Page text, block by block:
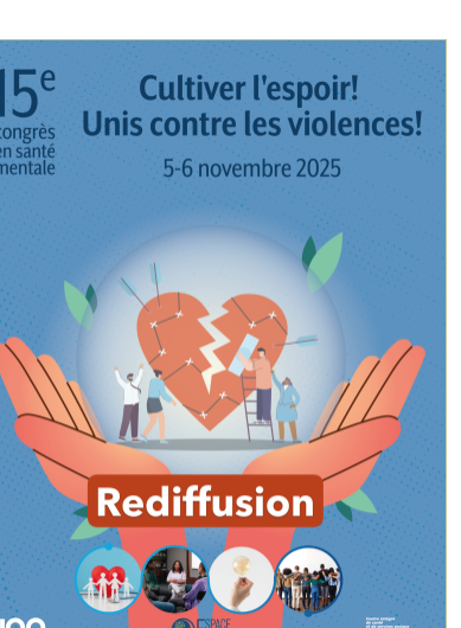
AJOUTER AU PANIER DÉTAILS